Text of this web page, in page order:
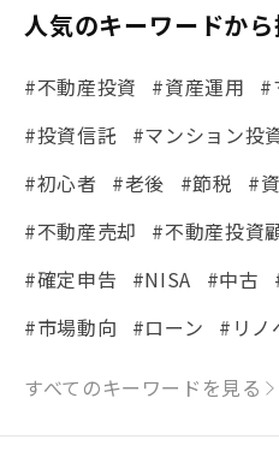
人気のキーワードか
#不動産投資 #資産運用 #
#投資信託
#マンション投
#初心者
#老後 #節税 #
#不動産売却
#不動産投資
#確定申告
#NISA #中古
#市場動向
#ローン
#リノ
#シミュレーション #まち
すべてのキーワードを見る